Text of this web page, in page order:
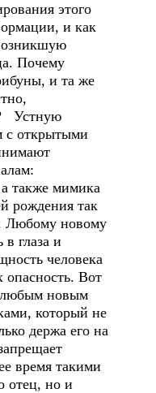
этого
и как
Почему
и та же
Устную
открытыми
а также мимика
рождения так
Любому новому
в глаза и
человека
опасность. Вот
любым новым
который не
держа его на
время такими
отец, но и